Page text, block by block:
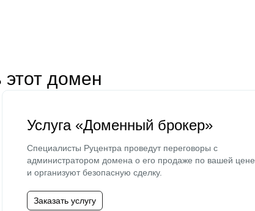
этот домен
Услуга «Доменный брокер»
Специалисты Руцентра проведут переговоры с
администратором домена о его продаже по вашей цене
и организуют безопасную сделку.
Заказать услугу